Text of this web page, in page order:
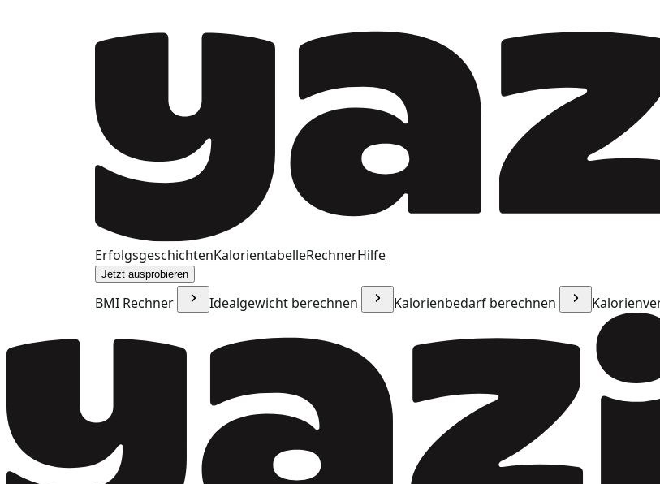
ErfolgsgeschichtenKalorientabelleRechnerHilfe
Jetzt ausprobieren
BMI Rechner Idealgewicht berechnen Kalorienbedarf berechnen